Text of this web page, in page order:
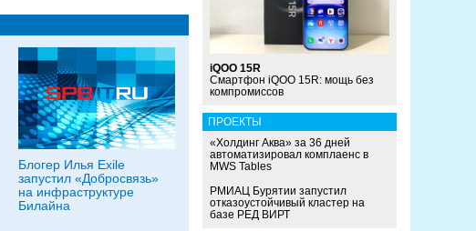
Блогер Илья Exile
запустил «Добросвязь»
на инфраструктуре
Билайна
iQOO 15R
Смартфон iQOO 15R: мощь без
компромиссов
ПРОЕКТЫ
«Холдинг Аква» за 36 дней
автоматизировал комплаенс в
MWS Tables
РМИАЦ Бурятии запустил
отказоустойчивый кластер на
базе РЕД ВИРТ